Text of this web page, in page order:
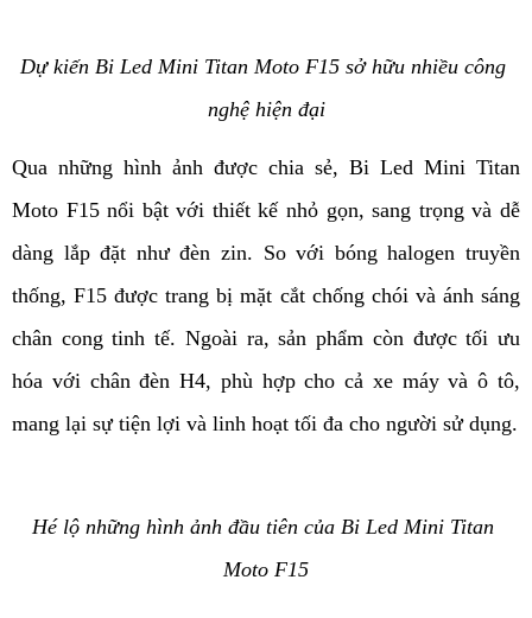
Dự kiến Bi Led Mini Titan Moto F15 sở hữu nhiều công
nghệ hiện đại
Qua những hình ảnh được chia sẻ, Bi Led Mini Titan
Moto F15 nổi bật với thiết kế nhỏ gọn, sang trọng và dễ
dàng lắp đặt như đèn zin. So với bóng halogen truyền
thống, F15 được trang bị mặt cắt chống chói và ánh sáng
chân cong tinh tế. Ngoài ra, sản phẩm còn được tối ưu
hóa với chân đèn H4, phù hợp cho cả xe máy và ô tô,
mang lại sự tiện lợi và linh hoạt tối đa cho người sử dụng.
Hé lộ những hình ảnh đầu tiên của Bi Led Mini Titan
Moto F15